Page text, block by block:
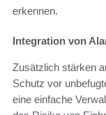
erkennen.
Integration von
Zusätzlich stärken
Schutz vor
eine einfache